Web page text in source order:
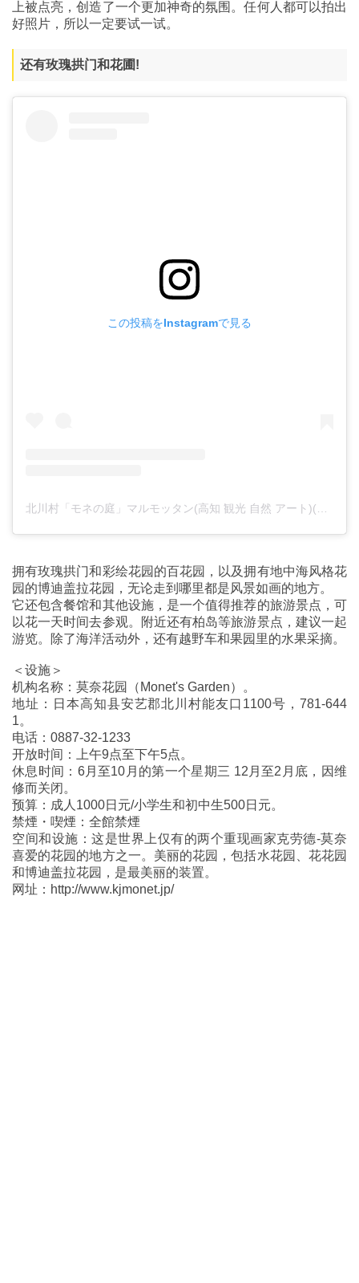
上被点亮，创造了一个更加神奇的氛围。任何人都可以拍出
好照片，所以一定要试一试。
还有玫瑰拱门和花圃!
この投稿をInstagramで見る
拥有玫瑰拱门和彩绘花园的百花园，以及拥有地中海风格花
园的博迪盖拉花园，无论走到哪里都是风景如画的地方。
它还包含餐馆和其他设施，是一个值得推荐的旅游景点，可
以花一天时间去参观。附近还有柏岛等旅游景点，建议一起
游览。除了海洋活动外，还有越野车和果园里的水果采摘。
＜设施＞
机构名称：莫奈花园（Monet's Garden）。
地址：日本高知县安艺郡北川村能友口1100号，781-644
1。
电话：0887-32-1233
开放时间：上午9点至下午5点。
休息时间：6月至10月的第一个星期三 12月至2月底，因维
修而关闭。
预算：成人1000日元/小学生和初中生500日元。
禁煙・喫煙：全館禁煙
空间和设施：这是世界上仅有的两个重现画家克劳德-莫奈
喜爱的花园的地方之一。美丽的花园，包括水花园、花花园
和博迪盖拉花园，是最美丽的装置。
网址：http://www.kjmonet.jp/